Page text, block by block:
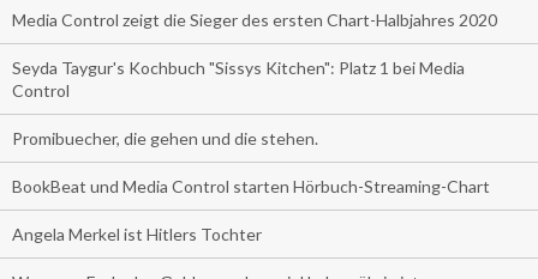
Media Control zeigt die Sieger des ersten Chart-Halbjahres 2020
Seyda Taygur's Kochbuch "Sissys Kitchen": Platz 1 bei Media
Control
Promibuecher, die gehen und die stehen.
BookBeat und Media Control starten Hörbuch-Streaming-Chart
Angela Merkel ist Hitlers Tochter